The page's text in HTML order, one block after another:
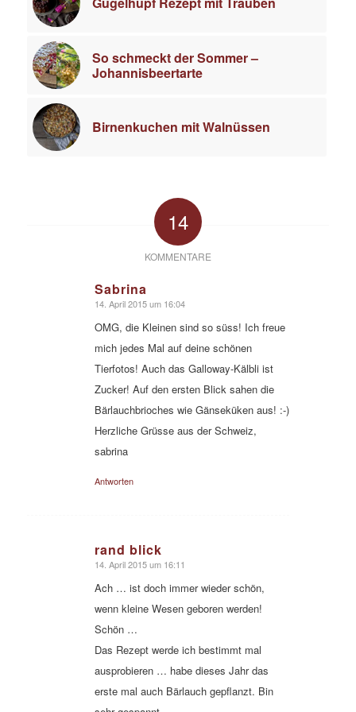
So schmeckt der Sommer –
Johannisbeertarte
Birnenkuchen mit Walnüssen
14
KOMMENTARE
Sabrina
sagte:
14. April 2015 um 16:04
OMG, die Kleinen sind so süss! Ich freue
mich jedes Mal auf deine schönen
Tierfotos! Auch das Galloway-Kälbli ist
Zucker! Auf den ersten Blick sahen die
Bärlauchbrioches wie Gänseküken aus! :-)
Herzliche Grüsse aus der Schweiz,
sabrina
Antworten
rand blick
sagte:
14. April 2015 um 16:11
Ach … ist doch immer wieder schön,
wenn kleine Wesen geboren werden!
Schön …
Das Rezept werde ich bestimmt mal
ausprobieren … habe dieses Jahr das
erste mal auch Bärlauch gepflanzt. Bin